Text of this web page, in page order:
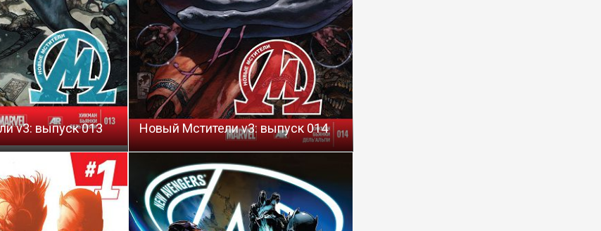
v3: выпуск 013 Новый Мстители v3: выпуск 014